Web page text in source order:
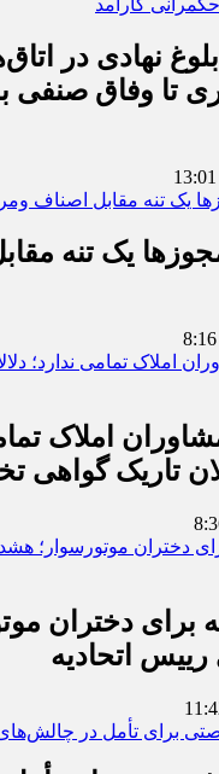
نهادی در
تا وفاق صنفی
یک تنه
املاک
تاریک
برای دختران
اتحادیه